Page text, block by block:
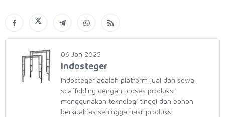
06 Jan 2025
Indosteger
Indosteger adalah platform jual dan sewa
scaffolding dengan proses produksi
menggunakan teknologi tinggi dan bahan
berkualitas sehingga hasil produksi